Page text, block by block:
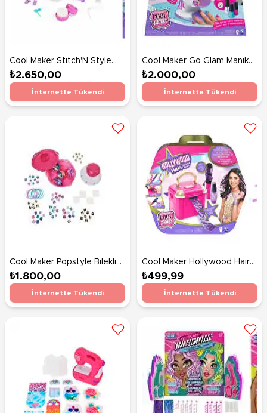
Cool Maker Stitch'N Style
Moda Stüdyosu
₺2.650,00
İnternette Tükendi
Cool Maker Go Glam Manikür
ve Pedikür Salonu 54791
₺2.000,00
İnternette Tükendi
Cool Maker Popstyle Bileklik
Yapım Makinesi
₺1.800,00
İnternette Tükendi
Cool Maker Hollywood Hair
Studio
₺499,99
İnternette Tükendi